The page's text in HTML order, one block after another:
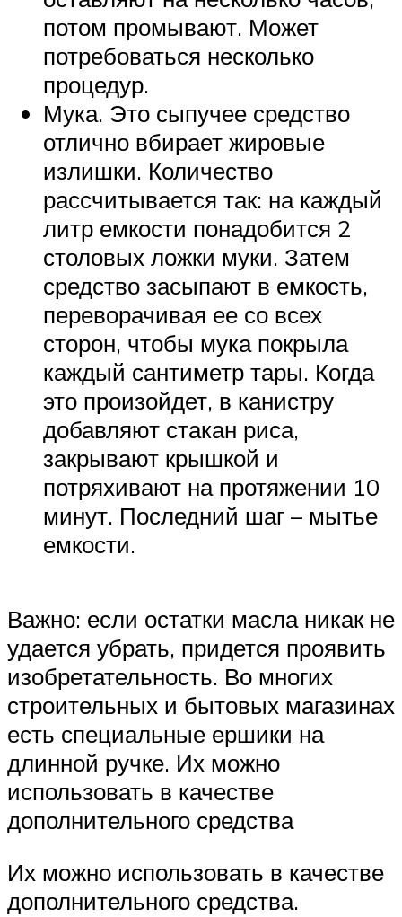
потом промывают. Может
потребоваться несколько
процедур.
Мука. Это сыпучее средство
отлично вбирает жировые
излишки. Количество
рассчитывается так: на каждый
литр емкости понадобится 2
столовых ложки муки. Затем
средство засыпают в емкость,
переворачивая ее со всех
сторон, чтобы мука покрыла
каждый сантиметр тары. Когда
это произойдет, в канистру
добавляют стакан риса,
закрывают крышкой и
потряхивают на протяжении 10
минут. Последний шаг – мытье
емкости.
Важно: если остатки масла никак не
удается убрать, придется проявить
изобретательность. Во многих
строительных и бытовых магазинах
есть специальные ершики на
длинной ручке. Их можно
использовать в качестве
дополнительного средства
Их можно использовать в качестве
дополнительного средства.